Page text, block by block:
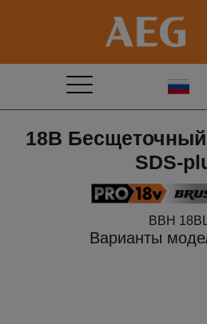
18В
SDS-
BBH
Варианты